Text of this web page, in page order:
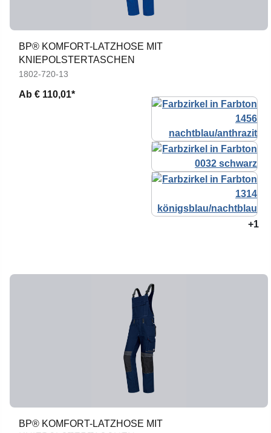
BP® KOMFORT-LATZHOSE MIT
KNIEPOLSTERTASCHEN
1802-720-13
Ab € 110,01*
+1
BP® KOMFORT-LATZHOSE MIT